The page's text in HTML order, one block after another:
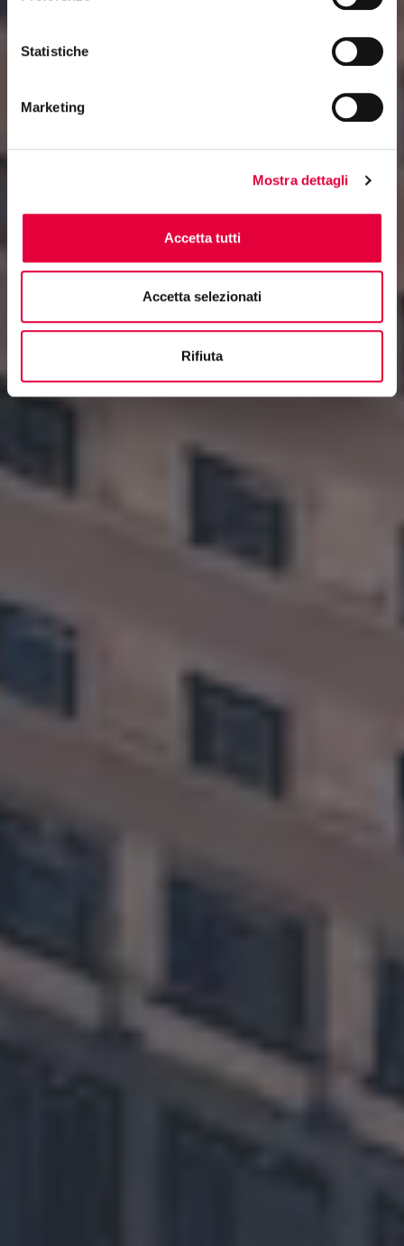
Statistiche
Marketing
Mostra dettagli
Accetta tutti
Accetta selezionati
Rifiuta